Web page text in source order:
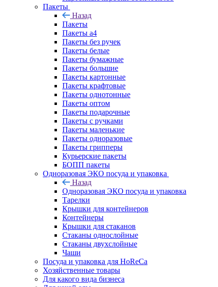
Пакеты
Назад
Пакеты
Пакеты а4
Пакеты без ручек
Пакеты белые
Пакеты бумажные
Пакеты большие
Пакеты картонные
Пакеты крафтовые
Пакеты однотонные
Пакеты оптом
Пакеты подарочные
Пакеты с ручками
Пакеты маленькие
Пакеты одноразовые
Пакеты грипперы
Курьерские пакеты
БОПП пакеты
Одноразовая ЭКО посуда и упаковка
Назад
Одноразовая ЭКО посуда и упаковка
Тарелки
Крышки для контейнеров
Контейнеры
Крышки для стаканов
Стаканы однослойные
Стаканы двухслойные
Чаши
Посуда и упаковка для HoReCa
Хозяйственные товары
Для какого вида бизнеса